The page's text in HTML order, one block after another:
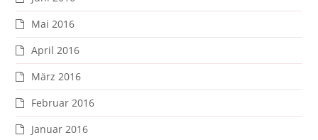
Mai 2016
April 2016
März 2016
Februar 2016
Januar 2016